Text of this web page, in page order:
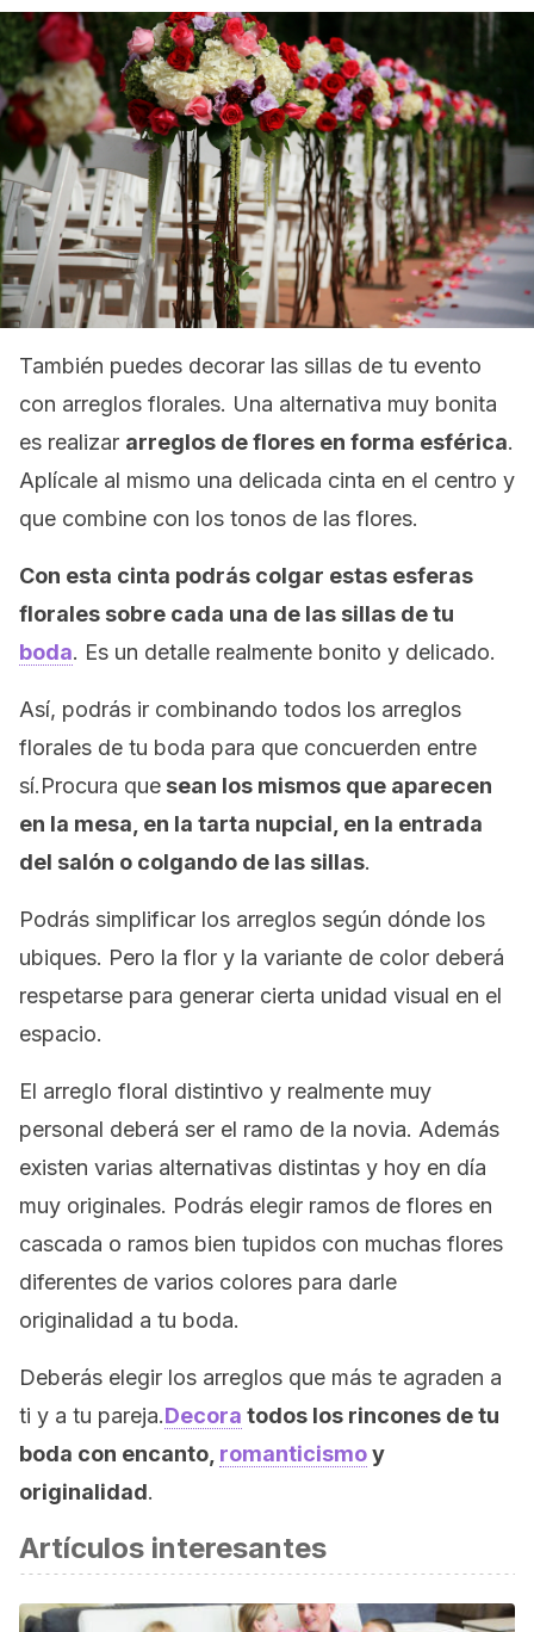
También puedes decorar las sillas de tu evento
con arreglos florales. Una alternativa muy bonita
es realizar arreglos de flores en forma esférica.
Aplícale al mismo una delicada cinta en el centro y
que combine con los tonos de las flores.
Con esta cinta podrás colgar estas esferas
florales sobre cada una de las sillas de tu
boda. Es un detalle realmente bonito y delicado.
Así, podrás ir combinando todos los arreglos
florales de tu boda para que concuerden entre
sí.Procura que sean los mismos que aparecen
en la mesa, en la tarta nupcial, en la entrada
del salón o colgando de las sillas.
Podrás simplificar los arreglos según dónde los
ubiques. Pero la flor y la variante de color deberá
respetarse para generar cierta unidad visual en el
espacio.
El arreglo floral distintivo y realmente muy
personal deberá ser el ramo de la novia. Además
existen varias alternativas distintas y hoy en día
muy originales. Podrás elegir ramos de flores en
cascada o ramos bien tupidos con muchas flores
diferentes de varios colores para darle
originalidad a tu boda.
Deberás elegir los arreglos que más te agraden a
ti y a tu pareja.Decora todos los rincones de tu
boda con encanto, romanticismoy
originalidad.
Artículos interesantes